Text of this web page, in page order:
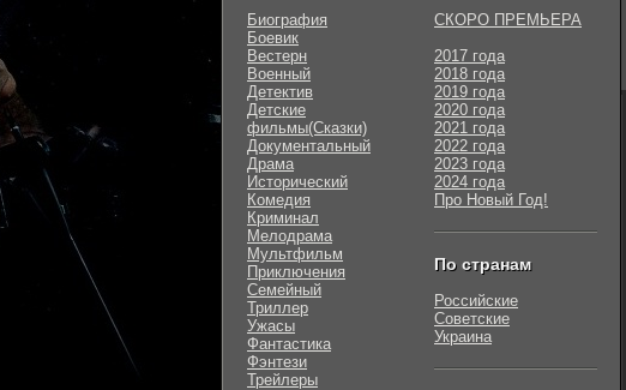
Биография
Боевик
Вестерн
Военный
Детектив
Детские
фильмы(Сказки)
Документальный
Драма
Исторический
Комедия
Криминал
Мелодрама
Мультфильм
Приключения
Семейный
Триллер
Ужасы
Фантастика
Фэнтези
Трейлеры
СКОРО ПРЕМЬЕРА
2017 года
2018 года
2019 года
2020 года
2021 года
2022 года
2023 года
2024 года
Про Новый Год!
По странам
Российские
Советские
Украина